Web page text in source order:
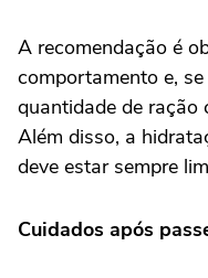
A recomendação é
comportamento e,
quantidade de ração
Além disso, a
deve estar sempre
Cuidados após